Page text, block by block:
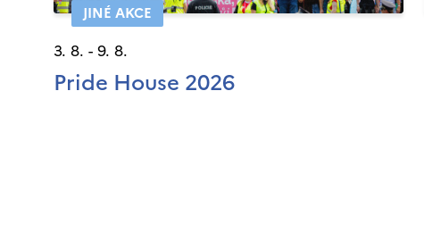
JINÉ AKCE
3. 8. - 9. 8.
Pride House 2026